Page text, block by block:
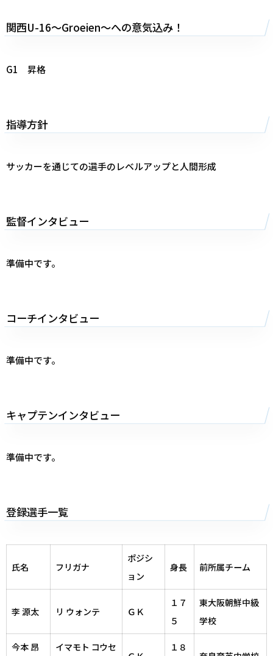
関西U-16～Groeien～への意気込み！
G1 昇格
指導方針
サッカーを通じての選手のレベルアップと人間形成
監督インタビュー
準備中です。
コーチインタビュー
準備中です。
キャプテンインタビュー
準備中です。
登録選手一覧
氏名 フリガナ
ポジシ
ョン
身長 前所属チーム
李 源太 リ ウォンテ ＧＫ
１７
５
東大阪朝鮮中級
学校
今本 昂 イマモト コウセ １８